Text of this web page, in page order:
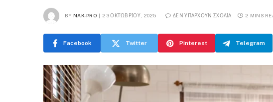
BY NAK-PRO 23 ΟΚΤΩΒΡΊΟΥ, 2025 ΔΕΝ ΥΠΆΡΧΟΥΝ ΣΧΌΛΙΑ 2 MINS
Facebook Twitter Pinterest Telegram